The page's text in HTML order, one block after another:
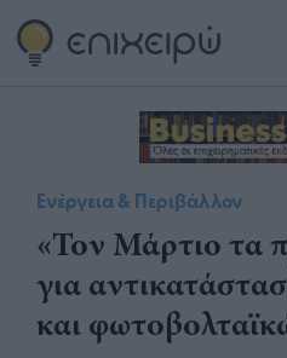
Ενέργεια & Περιβάλλον
«Τον Μάρτιο τα
για
και